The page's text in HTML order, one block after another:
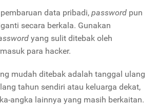
data pribadi, password pun
secara berkala. Gunakan
yang sulit ditebak oleh
para hacker.
mudah ditebak adalah tanggal ulang
tahun sendiri atau keluarga dekat,
angka lainnya yang masih berkaitan.